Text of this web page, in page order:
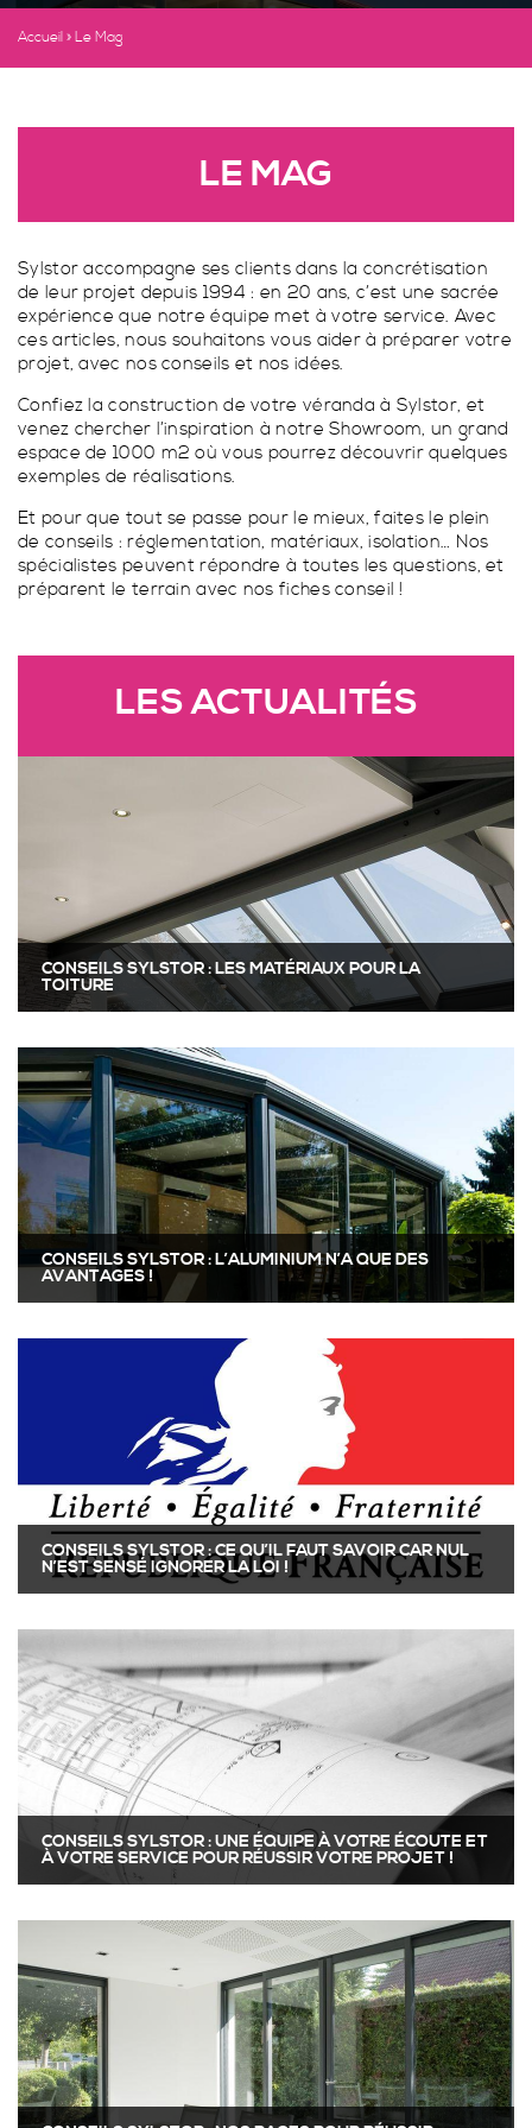
Véranda contemporaine
Créations originales
TOIT PLAT
VÉRANDA TRADITIONNELLES
Pergolas & Pergolounge
Pergola classique
LE PERGOLOUNGE
PERGOLA CONTEMPORAINE
PORTAILS
& GARDE-CORPS
Portails & garde-corps
GARDE-CORPS SUR MESURE
PORTAILS SUR MESURE
& ACCESSOIRES
Stores, volets & accessoires
Stores intérieurs
Stores extérieurs
Volets roulants
STORES EXTÉRIEURS
STORES INTÉRIEURS
FERMETURES
Fermetures
Portes Sylstor
Fenêtres et porte fenêtres 2 battants
Porte fenêtre coulissante à 2 vantaux
Fenêtres 2 battants oscillo-battant
Porte fenêtre coulissante à 2 vantaux à galandage
FERMETURES
FENÊTRES ET PORTE FENÊTRES 2 BATTANTS
GALANDAGE
SPA
Spa à Wittelsheim
Spa parfaitement intégré à Habsheim
Spa Sport
SPA PARFAITEMENT INTÉGRÉ À HABSHEIM
SPA SPORT
Demande de devis
Accueil » Le Mag
LE MAG
Sylstor accompagne ses clients dans la concrétisation
de leur projet depuis 1994 : en 20 ans, c’est une sacrée
expérience que notre équipe met à votre service. Avec
ces articles, nous souhaitons vous aider à préparer votre
projet, avec nos conseils et nos idées.
Confiez la construction de votre véranda à Sylstor, et
venez chercher l’inspiration à notre Showroom, un grand
espace de 1000 m2 où vous pourrez découvrir quelques
exemples de réalisations.
Et pour que tout se passe pour le mieux, faites le plein
de conseils : réglementation, matériaux, isolation… Nos
spécialistes peuvent répondre à toutes les questions, et
préparent le terrain avec nos fiches conseil !
LES ACTUALITÉS
CONSEILS SYLSTOR : LES MATÉRIAUX POUR LA
TOITURE
CONSEILS SYLSTOR : L’ALUMINIUM N’A QUE DES
AVANTAGES !
CONSEILS SYLSTOR : CE QU’IL FAUT SAVOIR CAR NUL
N’EST SENSÉ IGNORER LA LOI !
CONSEILS SYLSTOR : UNE ÉQUIPE À VOTRE ÉCOUTE ET
À VOTRE SERVICE POUR RÉUSSIR VOTRE PROJET !